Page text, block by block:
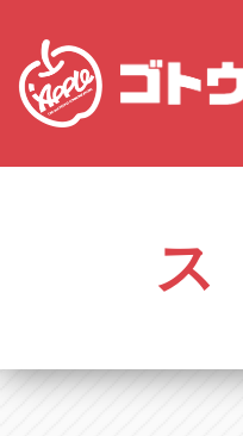
愛知県春
アップル